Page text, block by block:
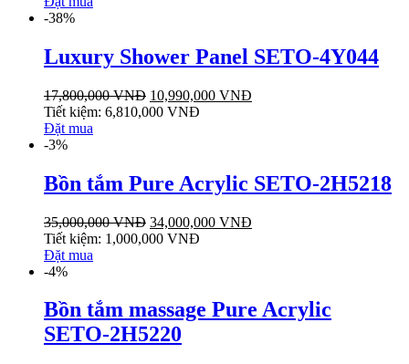
-38%
Luxury Shower Panel SETO-4Y044
17,800,000VNĐ 10,990,000 VNĐ
Tiết kiệm: 6,810,000 VNĐ
Đặt mua
-3%
Bồn tắm Pure Acrylic SETO-2H5218
35,000,000VNĐ 34,000,000 VNĐ
Tiết kiệm: 1,000,000 VNĐ
Đặt mua
-4%
Bồn tắm massage Pure Acrylic
SETO-2H5220